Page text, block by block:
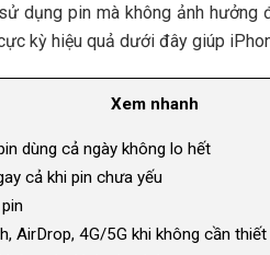
dụng pin mà không ảnh hưởng
kỳ hiệu quả dưới đây giúp
Xem nhanh
dùng cả ngày không lo hết
cả khi pin chưa yếu
AirDrop, 4G/5G khi không cần thiết